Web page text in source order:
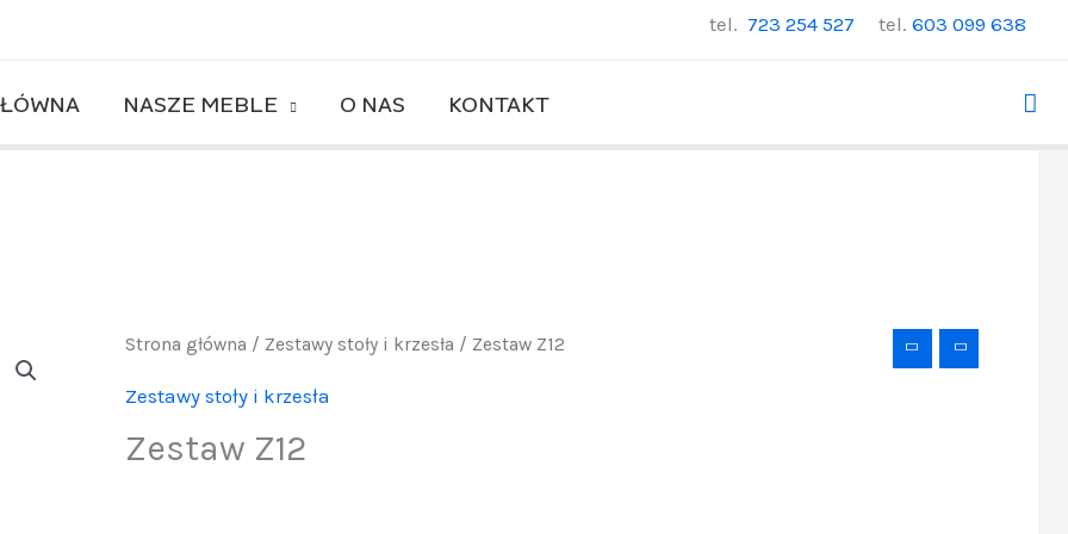
tel. 723 254 527 tel. 603 099 638
NASZE MEBLE O NAS KONTAKT
Strona główna / Zestawy stoły i krzesła / Zestaw Z12
Zestawy stoły i krzesła
Zestaw Z12